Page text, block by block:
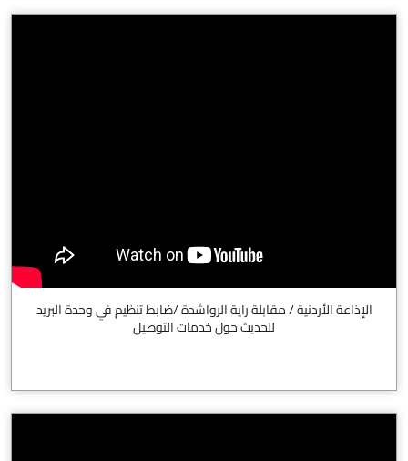
الإذاعة الأردنية / مقابلة راية الرواشدة /ضابط تنظيم في وحدة البريد
للحديث حول خدمات التوصيل